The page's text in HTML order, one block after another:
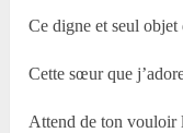
Ce digne et seul objet
Cette sœur que
Attend de ton vouloir